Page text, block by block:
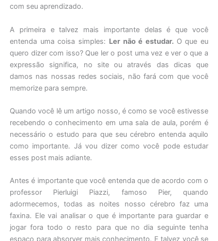
com seu aprendizado.
A primeira e talvez mais importante delas é que você
entenda uma coisa simples: Ler não é estudar. O que eu
quero dizer com isso? Que ler o post uma vez e ver o que a
expressão significa, no site ou através das dicas que
damos nas nossas redes sociais, não fará com que você
memorize para sempre.
Quando você lê um artigo nosso, é como se você estivesse
recebendo o conhecimento em uma sala de aula, porém é
necessário o estudo para que seu cérebro entenda aquilo
como importante. Já vou dizer como você pode estudar
esses post mais adiante.
Antes é importante que você entenda que de acordo com o
professor Pierluigi Piazzi, famoso Pier, quando
adormecemos, todas as noites nosso cérebro faz uma
faxina. Ele vai analisar o que é importante para guardar e
jogar fora todo o resto para que no dia seguinte tenha
espaço para absorver mais conhecimento. E talvez você se